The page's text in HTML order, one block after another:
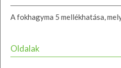
A fokhagyma 5 mellékhatása,
Oldalak